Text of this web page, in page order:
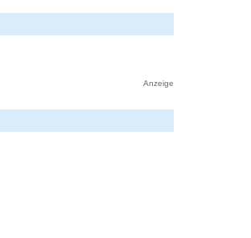
Anzeige